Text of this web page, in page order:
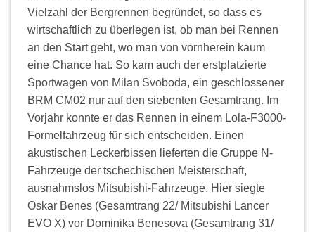
Vielzahl der Bergrennen begründet, so dass es
wirtschaftlich zu überlegen ist, ob man bei Rennen
an den Start geht, wo man von vornherein kaum
eine Chance hat. So kam auch der erstplatzierte
Sportwagen von Milan Svoboda, ein geschlossener
BRM CM02 nur auf den siebenten Gesamtrang. Im
Vorjahr konnte er das Rennen in einem Lola-F3000-
Formelfahrzeug für sich entscheiden. Einen
akustischen Leckerbissen lieferten die Gruppe N-
Fahrzeuge der tschechischen Meisterschaft,
ausnahmslos Mitsubishi-Fahrzeuge. Hier siegte
Oskar Benes (Gesamtrang 22/ Mitsubishi Lancer
EVO X) vor Dominika Benesova (Gesamtrang 31/